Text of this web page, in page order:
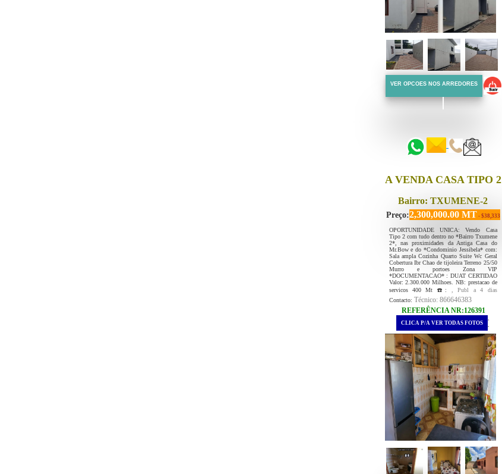
VER OPCOES NOS ARREDORES
A VENDA CASA TIPO 2
Bairro: TXUMENE-2
Preço:2,300,000.00 MT - $38,333
OPORTUNIDADE UNICA: Vendo Casa
Tipo 2 com tudo dentro no *Bairro Txumene
2*, nas proximidades da Antiga Casa do
Mr.Bow e do *Condominio Jessibela* com:
Sala ampla Cozinha Quarto Suite Wc Geral
Cobertura Ibr Chao de tijoleira Terreno 25/50
Murro e portoes Zona VIP
*DOCUMENTACAO* : DUAT CERTIDAO
Valor: 2.300.000 Milhoes. NB: prestacao de
servicos 400 Mt ☎️:
, Publ a 4 dias
Contacto: Técnico: 866646383
REFERÊNCIA NR:126391
.
CLICA P/A VER TODAS FOTOS .